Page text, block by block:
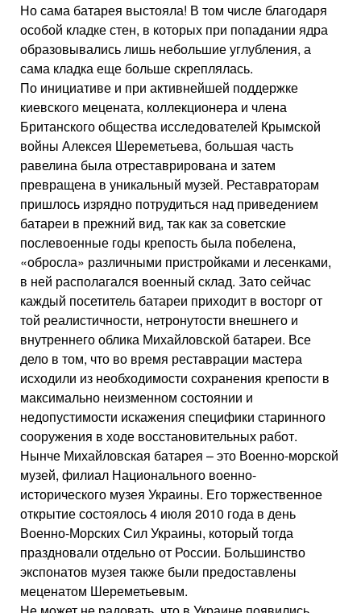
Но сама батарея выстояла! В том числе благодаря
особой кладке стен, в которых при попадании ядра
образовывались лишь небольшие углубления, а
сама кладка еще больше скреплялась.
По инициативе и при активнейшей поддержке
киевского мецената, коллекционера и члена
Британского общества исследователей Крымской
войны Алексея Шереметьева, большая часть
равелина была отреставрирована и затем
превращена в уникальный музей. Реставраторам
пришлось изрядно потрудиться над приведением
батареи в прежний вид, так как за советские
послевоенные годы крепость была побелена,
«обросла» различными пристройками и лесенками,
в ней располагался военный склад. Зато сейчас
каждый посетитель батареи приходит в восторг от
той реалистичности, нетронутости внешнего и
внутреннего облика Михайловской батареи. Все
дело в том, что во время реставрации мастера
исходили из необходимости сохранения крепости в
максимально неизменном состоянии и
недопустимости искажения специфики старинного
сооружения в ходе восстановительных работ.
Нынче Михайловская батарея – это Военно-морской
музей, филиал Национального военно-
исторического музея Украины. Его торжественное
открытие состоялось 4 июля 2010 года в день
Военно-Морских Сил Украины, который тогда
праздновали отдельно от России. Большинство
экспонатов музея также были предоставлены
меценатом Шереметьевым.